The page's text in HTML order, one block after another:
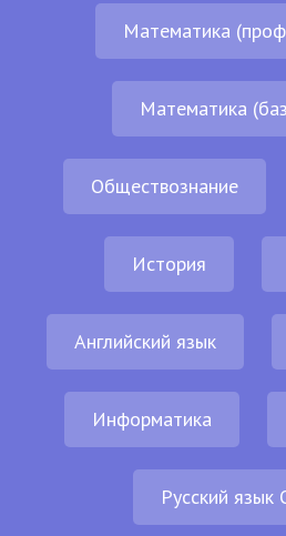
Математика
Математика
Обществознание
История
Английский язык
Информатика
Русский язык